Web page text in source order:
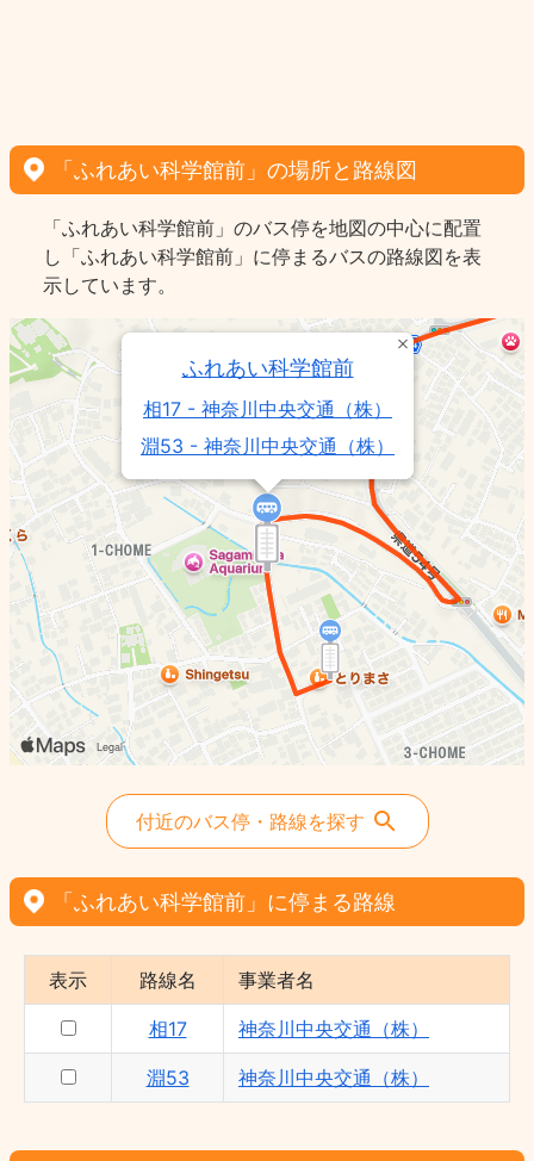
「ふれあい科学館前」の場所と路線図
「ふれあい科学館前」のバス停を地図の中心に配置
し「ふれあい科学館前」に停まるバスの路線図を表
示しています。
ふれあい科学館前
相17 - 神奈川中央交通（株）
淵53 - 神奈川中央交通（株）
付近のバス停・路線を探す
「ふれあい科学館前」に停まる路線
表示 路線名 事業者名
相17 神奈川中央交通（株）
淵53 神奈川中央交通（株）